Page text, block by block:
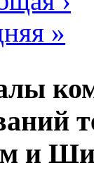
»
и